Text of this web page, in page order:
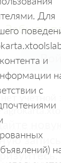
Забыли
учетной
новую
запись
Для
и
с